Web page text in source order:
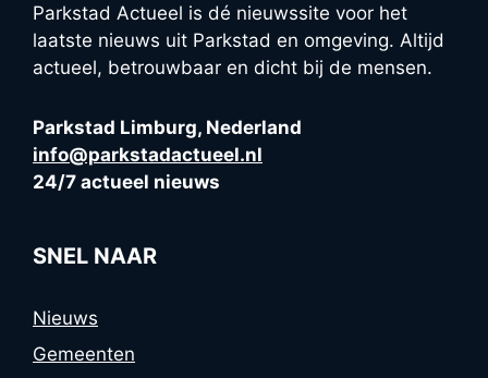
Parkstad Actueel is dé nieuwssite voor het
laatste nieuws uit Parkstad en omgeving. Altijd
actueel, betrouwbaar en dicht bij de mensen.
Parkstad Limburg, Nederland
info@parkstadactueel.nl
24/7 actueel nieuws
SNEL NAAR
Nieuws
Gemeenten